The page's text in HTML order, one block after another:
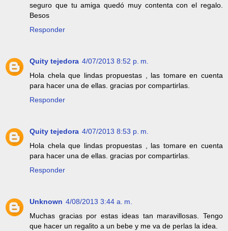
seguro que tu amiga quedó muy contenta con el regalo.
Besos
Responder
Quity tejedora 4/07/2013 8:52 p. m.
Hola chela que lindas propuestas , las tomare en cuenta
para hacer una de ellas. gracias por compartirlas.
Responder
Quity tejedora 4/07/2013 8:53 p. m.
Hola chela que lindas propuestas , las tomare en cuenta
para hacer una de ellas. gracias por compartirlas.
Responder
Unknown 4/08/2013 3:44 a. m.
Muchas gracias por estas ideas tan maravillosas. Tengo
que hacer un regalito a un bebe y me va de perlas la idea.